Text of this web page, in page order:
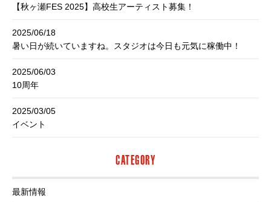
【秋ヶ瀬FES 2025】高校生アーティスト募集！
2025/06/18
暑い日が続いていますね。スタジオは今日も元気に稼働中！
2025/06/03
10周年
2025/03/05
イベント
CATEGORY
最新情報